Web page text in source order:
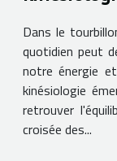
Dans le
quotidien peut
notre énergie
kinésiologie
retrouver
croisée des...